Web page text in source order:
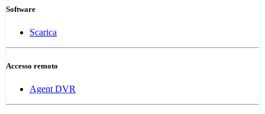
Software
Scarica
Accesso remoto
Agent DVR